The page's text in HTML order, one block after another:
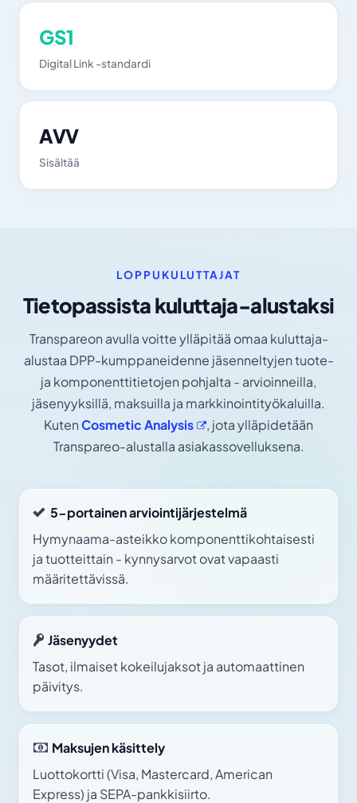
GS1
Digital Link -standardi
AVV
Sisältää
LOPPUKULUTTAJAT
Tietopassista kuluttaja-alustaksi
Transpareon avulla voitte ylläpitää omaa kuluttaja-
alustaa DPP-kumppaneidenne jäsenneltyjen tuote-
ja komponenttitietojen pohjalta - arvioinneilla,
jäsenyyksillä, maksuilla ja markkinointityökaluilla.
KutenCosmeticAnalysis
, jota ylläpidetään
Transpareo-alustalla asiakassovelluksena.
5-portainen arviointijärjestelmä
Hymynaama-asteikko komponenttikohtaisesti
ja tuotteittain - kynnysarvot ovat vapaasti
määritettävissä.
Jäsenyydet
Tasot, ilmaiset kokeilujaksot ja automaattinen
päivitys.
Maksujen käsittely
Luottokortti (Visa, Mastercard, American
Express) ja SEPA-pankkisiirto.